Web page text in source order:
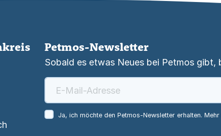
Petmos-Newsletter
Sobald es etwas Neues bei Petmos gibt,
Ja, ich möchte den Petmos-Newsletter erhalten.